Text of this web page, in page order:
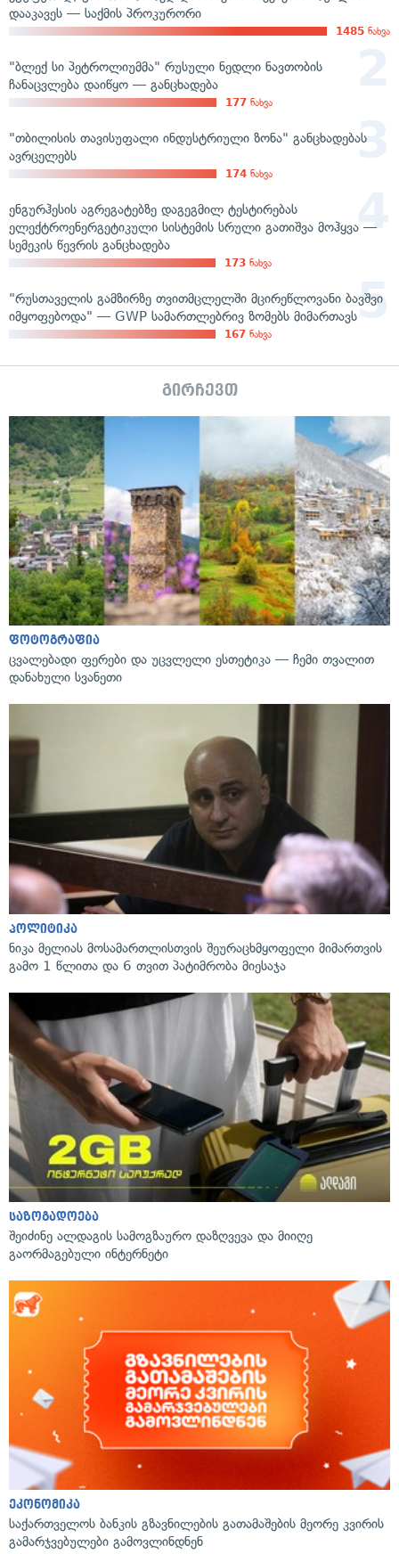
დააკავეს — საქმის პროკურორი
1485 ნახვა
"ბლექ სი პეტროლიუმმა" რუსული ნედლი ნავთობის
ჩანაცვლება დაიწყო — განცხადება
177 ნახვა
"თბილისის თავისუფალი ინდუსტრიული ზონა" განცხადებას
ავრცელებს
174 ნახვა
ენგურჰესის აგრეგატებზე დაგეგმილ ტესტირებას
ელექტროენერგეტიკული სისტემის სრული გათიშვა მოჰყვა —
სემეკის წევრის განცხადება
173 ნახვა
"რუსთაველის გამზირზე თვითმცლელში მცირეწლოვანი ბავშვი
იმყოფებოდა" — GWP სამართლებრივ ზომებს მიმართავს
167 ნახვა
გირჩევთ
ფოტოგრაფია
ცვალებადი ფერები და უცვლელი ესთეტიკა — ჩემი თვალით
დანახული სვანეთი
პოლიტიკა
ნიკა მელიას მოსამართლისთვის შეურაცხმყოფელი მიმართვის
გამო 1 წლითა და 6 თვით პატიმრობა მიესაჯა
საზოგადოება
შეიძინე ალდაგის სამოგზაურო დაზღვევა და მიიღე
გაორმაგებული ინტერნეტი
ეკონომიკა
საქართველოს ბანკის გზავნილების გათამაშების მეორე კვირის
გამარჯვებულები გამოვლინდნენ